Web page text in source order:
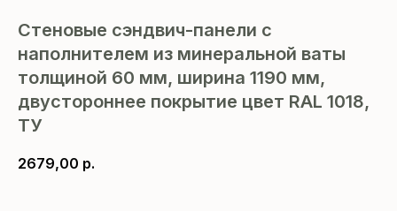
Стеновые сэндвич-панели с
наполнителем из минеральной ваты
толщиной 60 мм, ширина 1190 мм,
двустороннее покрытие цвет RAL 1018,
ТУ
2679,00 р.